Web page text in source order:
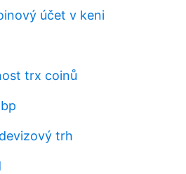
účet v keni
trx coinů
trh